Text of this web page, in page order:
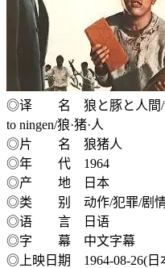
◎译 名 狼と豚と人間/
to ningen/狼·猪·人
◎片 名 狼猪人
◎年 代 1964
◎产 地 日本
◎类 别 动作/犯罪/剧
◎语 言 日语
◎字 幕 中文字幕
◎上映日期 1964-08-26(日